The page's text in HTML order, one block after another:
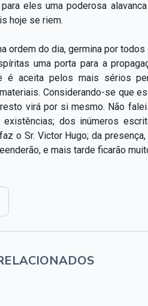
eles uma poderosa
hoje se riem.
ordem do dia, germina por
uma porta para a
é aceita pelos mais sérios
Considerando-se que
virá por si mesmo. Não
existências; dos inúmeros
o Sr. Victor Hugo; da
e mais tarde ficarão